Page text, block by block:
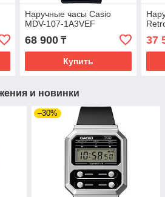
Наручные часы Casio
MDV-107-1A3VEF
68 900₸
Купить
37
и новинки
–30%